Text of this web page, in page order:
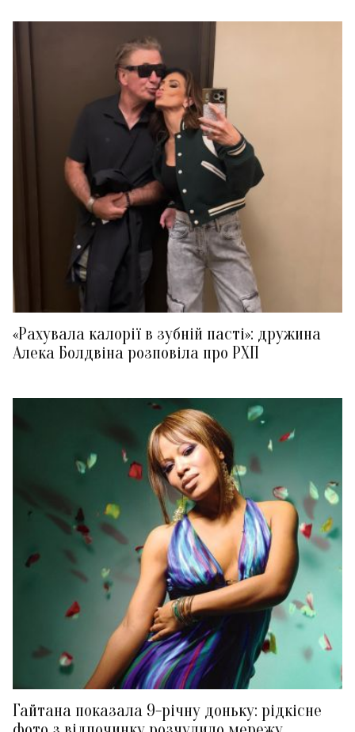
«Рахувала калорії в зубній пасті»: дружина
Алека Болдвіна розповіла про РХП
Гайтана показала 9-річну доньку: рідкісне